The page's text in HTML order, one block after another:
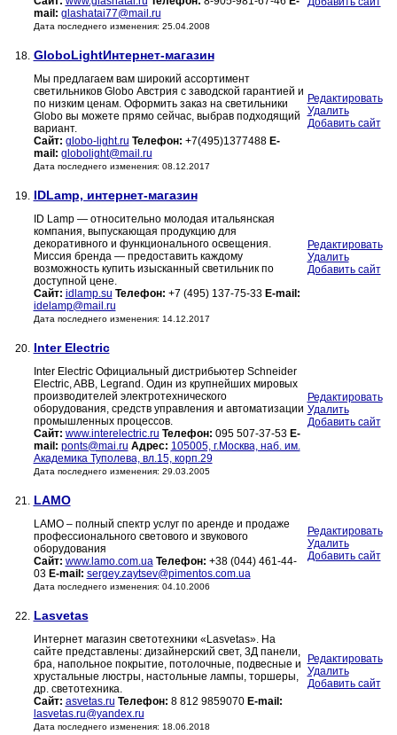
mail: glashatai77@mail.ru
Дата последнего изменения: 25.04.2008
18. GloboLightИнтернет-магазин
Мы предлагаем вам широкий ассортимент
светильников Globo Австрия с заводской гарантией и
по низким ценам. Оформить заказ на светильники
Globo вы можете прямо сейчас, выбрав подходящий
вариант.
Сайт: globo-light.ru Телефон: +7(495)1377488 E-
mail: globolight@mail.ru
Дата последнего изменения: 08.12.2017
Редактировать
Удалить
Добавить сайт
19. IDLamp, интернет-магазин
ID Lamp — относительно молодая итальянская
компания, выпускающая продукцию для
декоративного и функционального освещения.
Миссия бренда — предоставить каждому
возможность купить изысканный светильник по
доступной цене.
Сайт: idlamp.su Телефон: +7 (495) 137-75-33 E-mail:
idelamp@mail.ru
Дата последнего изменения: 14.12.2017
Редактировать
Удалить
Добавить сайт
20. Inter Electric
Inter Electric Официальный дистрибьютер Schneider
Electric, ABB, Legrand. Один из крупнейших мировых
производителей электротехнического
оборудования, средств управления и автоматизации
промышленных процессов.
Сайт: www.interelectric.ru Телефон: 095 507-37-53 E-
mail: ponts@mai.ru Адрес: 105005, г.Москва, наб. им.
Академика Туполева, вл.15, корп.29
Дата последнего изменения: 29.03.2005
Редактировать
Удалить
Добавить сайт
21. LAMO
LAMO – полный спектр услуг по аренде и продаже
профессионального светового и звукового
оборудования
Сайт: www.lamo.com.ua Телефон: +38 (044) 461-44-
03 E-mail: sergey.zaytsev@pimentos.com.ua
Дата последнего изменения: 04.10.2006
Редактировать
Удалить
Добавить сайт
22. Lasvetas
Интернет магазин светотехники «Lasvetas». На
сайте представлены: дизайнерский свет, 3Д панели,
бра, напольное покрытие, потолочные, подвесные и
хрустальные люстры, настольные лампы, торшеры,
др. светотехника.
Сайт: asvetas.ru Телефон: 8 812 9859070 E-mail:
lasvetas.ru@yandex.ru
Дата последнего изменения: 18.06.2018
Редактировать
Удалить
Добавить сайт